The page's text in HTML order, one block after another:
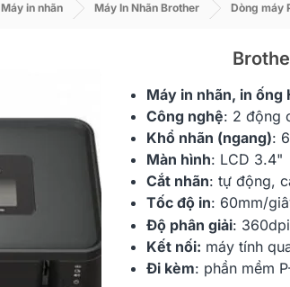
Máy in nhãn Máy In Nhãn Brother Dòng máy
Máy in nhãn, in ống
Công nghệ: 2 động
Khổ nhãn (ngang):
Màn hình: LCD 3.4"
Cắt nhãn: tự động,
Tốc độ in: 60mm/
Độ phân giải: 360dpi
Kết nối: máy tính
Đi kèm: phần mềm